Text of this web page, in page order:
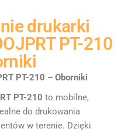
drukarki
PT-210
PT-210 – Oborniki
PT-210 to mobilne,
do drukowania
w terenie. Dzięki